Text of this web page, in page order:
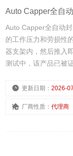
Auto Capper全自
Auto Capper全自动
的工作压力和劳损性
器支架内，然后推入
测试中，该产品已被
性。该仪器能够将硅
牢地压入板/支架，形
更新日期：2026-07-
厂商性质：代理商